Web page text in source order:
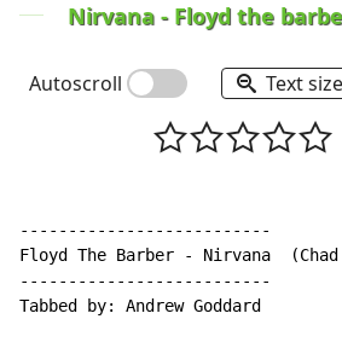
Nirvana - Floyd the
Autoscroll Text size
--------------------------
Floyd The Barber - Nirvana  (Chad
--------------------------
Tabbed by: Andrew Goddard